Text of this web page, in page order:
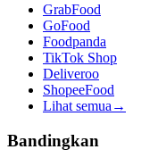
GrabFood
GoFood
Foodpanda
TikTok Shop
Deliveroo
ShopeeFood
Lihat semua →
Bandingkan